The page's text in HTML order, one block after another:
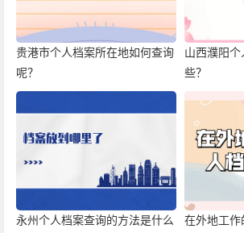
贵港市个人档案所在地如何查询
呢？
山西濮阳
些？
永州个人档案查询的方法是什么
在外地工作